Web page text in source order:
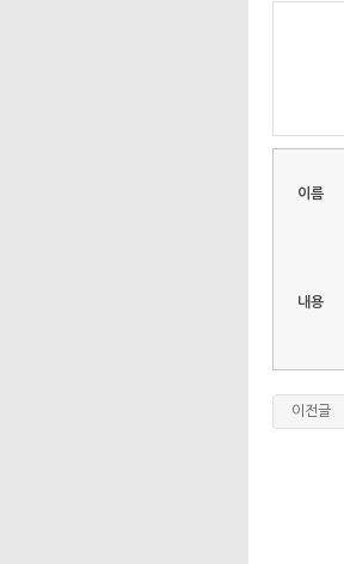
이름
내용
이전글